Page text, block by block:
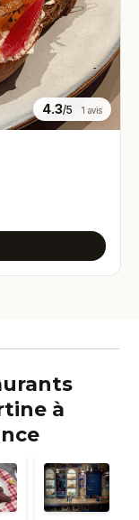
4.3/5 1 avis
à